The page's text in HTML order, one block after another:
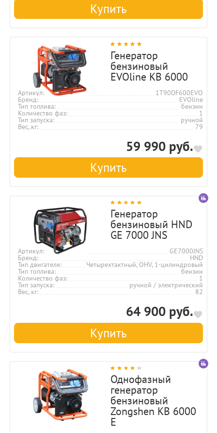
Купить
Генератор
бензиновый
EVOline KB 6000
Артикул 1T90DF600EVO
Бренд EVOline
Тип топлива бензин
Количество фаз 1
Тип запуска ручной
Вес, кг 79
59 990 руб.
Купить
Генератор
бензиновый HND
GE 7000 JNS
Артикул GE7000JNS
Бренд HND
Тип двигателя Четырехтактный, OHV, 1-цилиндровый
Тип топлива бензин
Количество фаз 1
Тип запуска ручной / электрический
Вес, кг 82
64 900 руб.
Купить
Однофазный
генератор
бензиновый
Zongshen KB 6000
E